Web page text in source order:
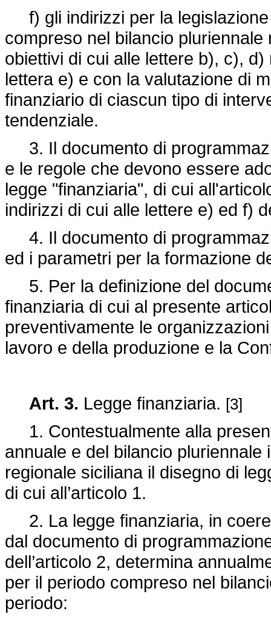
f) gli indirizzi per la
compreso nel bilancio
obiettivi di cui alle lettere b), c),
lettera e) e con la valutazione di
finanziario di ciascun tipo di
tendenziale.
3. Il documento di
e le regole che devono essere
legge "finanziaria", di cui
indirizzi di cui alle lettere e) ed f)
4. Il documento di
ed i parametri per la formazione
5. Per la definizione del
finanziaria di cui al presente
preventivamente le
lavoro e della produzione e la
Art. 3. Legge finanziaria. [3]
1. Contestualmente alla
annuale e del bilancio pluriennale
regionale siciliana il disegno di
di cui all’articolo 1.
2. La legge finanziaria, in
dal documento di
dell’articolo 2, determina
per il periodo compreso nel
periodo: